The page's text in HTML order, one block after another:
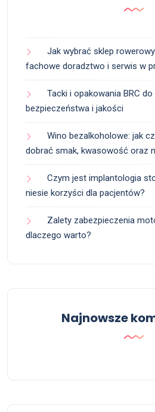
Jak wybrać sklep
fachowe doradztwo i serwis w
Tacki i opakowania BRC
bezpieczeństwa i jakości
Wino bezalkoholowe: jak
dobrać smak, kwasowość oraz
Czym jest implantologia
niesie korzyści dla pacjentów?
Zalety zabezpieczenia
dlaczego warto?
Najnowsze